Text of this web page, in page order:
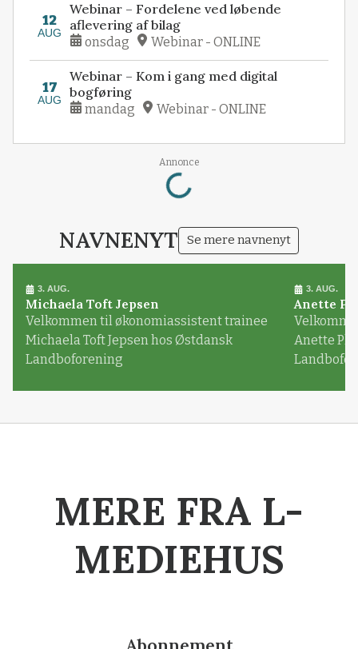
12
AUG
Webinar – Fordelene ved løbende
aflevering af bilag
onsdag Webinar - ONLINE
17
AUG
Webinar – Kom i gang med digital
bogføring
mandag Webinar - ONLINE
Annonce
Loading...
NAVNENYT Se mere navnenyt
3. AUG.
Michaela Toft Jepsen
Velkommen til økonomiassistent trainee
Michaela Toft Jepsen hos Østdansk
Landboforening
3. AUG.
Anette
Anette
MERE FRA L-
MEDIEHUS